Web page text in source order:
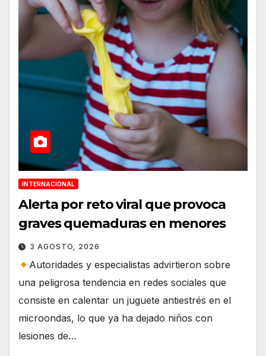
INTERNACIONAL
Alerta por reto viral que provoca
graves quemaduras en menores
3 AGOSTO, 2026
Autoridades y especialistas advirtieron sobre
una peligrosa tendencia en redes sociales que
consiste en calentar un juguete antiestrés en el
microondas, lo que ya ha dejado niños con
lesiones de…